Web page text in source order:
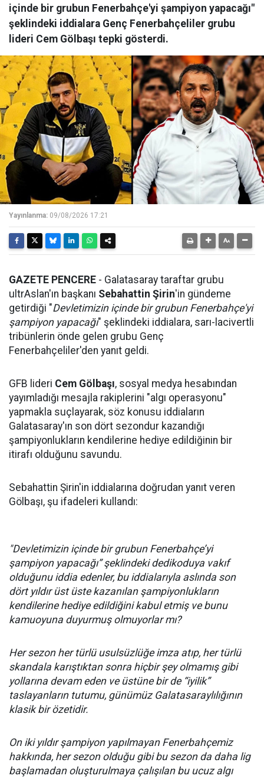
içinde bir grubun Fenerbahçe'yi şampiyon yapacağı"
şeklindeki iddialara Genç Fenerbahçeliler grubu
lideri Cem Gölbaşı tepki gösterdi.
Yayınlanma: 09/08/2026 17:21
GAZETE PENCERE - Galatasaray taraftar grubu
ultrAslan'ın başkanı Sebahattin Şirin'in gündeme
getirdiği "Devletimizin içinde bir grubun Fenerbahçe'yi
şampiyon yapacağı" şeklindeki iddialara, sarı-lacivertli
tribünlerin önde gelen grubu Genç
Fenerbahçeliler'den yanıt geldi.
GFB lideri Cem Gölbaşı, sosyal medya hesabından
yayımladığı mesajla rakiplerini "algı operasyonu"
yapmakla suçlayarak, söz konusu iddiaların
Galatasaray'ın son dört sezondur kazandığı
şampiyonlukların kendilerine hediye edildiğinin bir
itirafı olduğunu savundu.
Sebahattin Şirin'in iddialarına doğrudan yanıt veren
Gölbaşı, şu ifadeleri kullandı:
"Devletimizin içinde bir grubun Fenerbahçe’yi
şampiyon yapacağı” şeklindeki dedikoduya vakıf
olduğunu iddia edenler, bu iddialarıyla aslında son
dört yıldır üst üste kazanılan şampiyonlukların
kendilerine hediye edildiğini kabul etmiş ve bunu
kamuoyuna duyurmuş olmuyorlar mı?
Her sezon her türlü usulsüzlüğe imza atıp, her türlü
skandala karıştıktan sonra hiçbir şey olmamış gibi
yollarına devam eden ve üstüne bir de “iyilik”
taslayanların tutumu, günümüz Galatasaraylılığının
klasik bir özetidir.
On iki yıldır şampiyon yapılmayan Fenerbahçemiz
hakkında, her sezon olduğu gibi bu sezon da daha lig
başlamadan oluşturulmaya çalışılan bu ucuz algı